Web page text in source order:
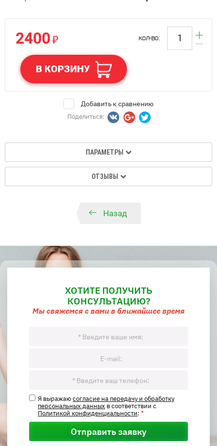
2400₽ кол-во:
В КОРЗИНУ
Добавить к сравнению
Поделиться:
ПАРАМЕТРЫ
ОТЗЫВЫ
Назад
ХОТИТЕ ПОЛУЧИТЬ
КОНСУЛЬТАЦИЮ?
Мы свяжемся с вами в ближайшее время
Я выражаюсогласие на передачу и обработку
персональных данных в соответствии с
Политикой конфиденциальности: *
Отправить заявку